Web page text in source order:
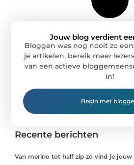
Recente berichten
Van merino tot half-zip zo vind je jouw
Jouw blog verdient
Bloggen was nog nooit zo
je artikelen, bereik meer
van een actieve
in!
Begin met